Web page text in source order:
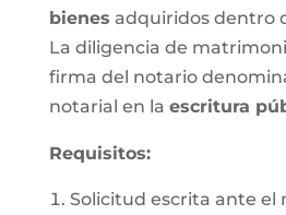
bienes adquiridos dentro
La diligencia de
firma del notario
notarial en la escritura
Requisitos:
Solicitud escrita ante el